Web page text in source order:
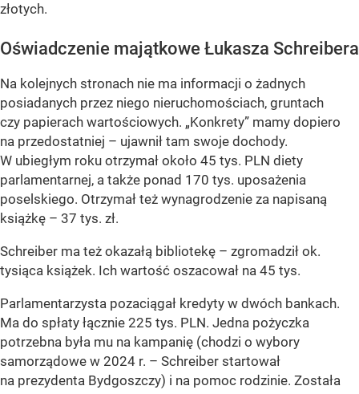
złotych.
Oświadczenie majątkowe Łukasza Schreibera
Na kolejnych stronach nie ma informacji o żadnych
posiadanych przez niego nieruchomościach, gruntach
czy papierach wartościowych. „Konkrety” mamy dopiero
na przedostatniej – ujawnił tam swoje dochody.
W ubiegłym roku otrzymał około 45 tys. PLN diety
parlamentarnej, a także ponad 170 tys. uposażenia
poselskiego. Otrzymał też wynagrodzenie za napisaną
książkę – 37 tys. zł.
Schreiber ma też okazałą bibliotekę – zgromadził ok.
tysiąca książek. Ich wartość oszacował na 45 tys.
Parlamentarzysta pozaciągał kredyty w dwóch bankach.
Ma do spłaty łącznie 225 tys. PLN. Jedna pożyczka
potrzebna była mu na kampanię (chodzi o wybory
samorządowe w 2024 r. – Schreiber startował
na prezydenta Bydgoszczy) i na pomoc rodzinie. Została